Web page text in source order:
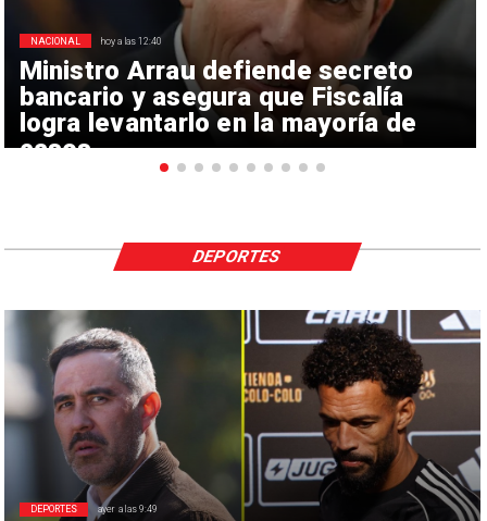
Ministro Arrau defiende secreto
bancario y asegura que Fiscalía
logra levantarlo en la mayoría de
casos
NACIONAL hoy a las 12:40
DEPORTES ayer a las 9:49
DEPORTES